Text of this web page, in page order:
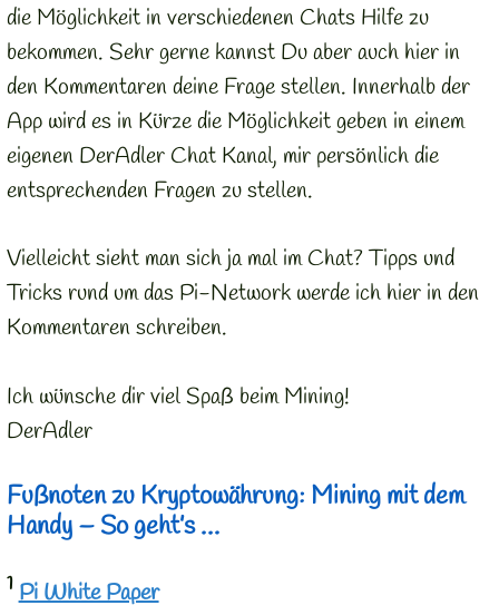
die Möglichkeit in verschiedenen Chats Hilfe zu
bekommen. Sehr gerne kannst Du aber auch hier in
den Kommentaren deine Frage stellen. Innerhalb der
App wird es in Kürze die Möglichkeit geben in einem
eigenen DerAdler Chat Kanal, mir persönlich die
entsprechenden Fragen zu stellen.
Vielleicht sieht man sich ja mal im Chat? Tipps und
Tricks rund um das Pi-Network werde ich hier in den
Kommentaren schreiben.
Ich wünsche dir viel Spaß beim Mining!
DerAdler
Fußnoten zu Kryptowährung: Mining mit dem
Handy – So geht’s …
1 Pi White Paper